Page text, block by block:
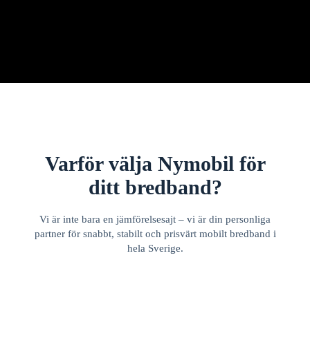
Varför välja Nymobil för
ditt bredband?
Vi är inte bara en jämförelsesajt – vi är din personliga
partner för snabbt, stabilt och prisvärt mobilt bredband i
hela Sverige.